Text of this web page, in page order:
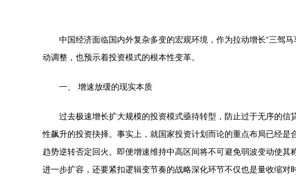
中国经济面临国内外复杂多变的宏观环境，作为拉动增长“三驾
动调整，也预示着投资模式的根本性变革。
一、 增速放缓的现实本质
过去极速增长扩大规模的投资模式亟待转型，防止过于无序的
性飙升的投资抉择。事实上，就国家投资计划而论的重点布局已经
趋势逆转否定回火。即便增速维持中高区间将不可避免弱波变动使
进一步扩容，还要紧扣逻辑变节奏的战略深化环节不仅也是量收缩对